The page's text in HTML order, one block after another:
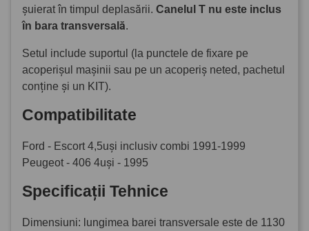
șuierat în timpul deplasării. Canelul T nu este inclus
în bara transversală.
Setul include suportul (la punctele de fixare pe
acoperișul mașinii sau pe un acoperiș neted, pachetul
conține și un KIT).
Compatibilitate
Ford - Escort 4,5uși inclusiv combi 1991-1999
Peugeot - 406 4uși - 1995
Specificații Tehnice
Dimensiuni: lungimea barei transversale este de 1130